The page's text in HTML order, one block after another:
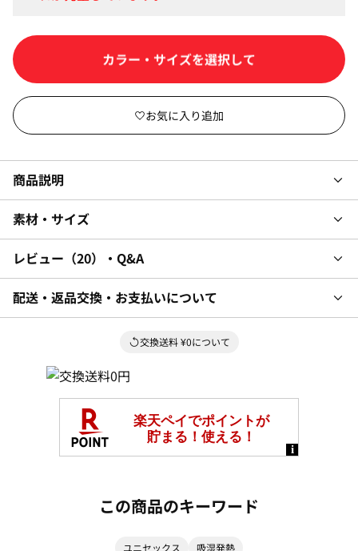
カートに入れる
商品説明
素材・サイズ
レビュー 20 ・Q&A
配送・返品交換・お支払いについて
交換送料 ¥0について
この商品のキーワード
ユニセックス 吸湿発熱